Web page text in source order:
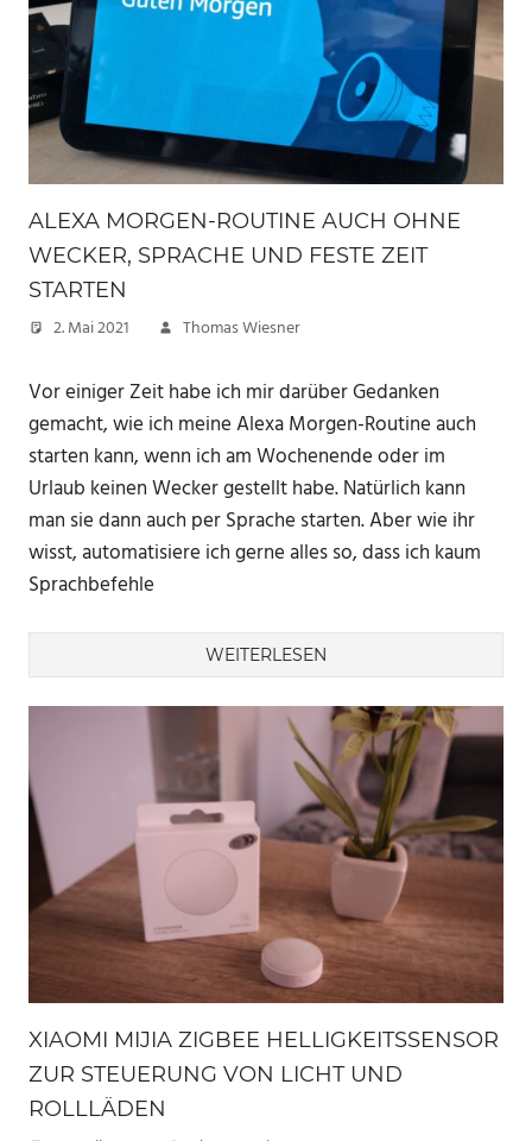
ALEXA MORGEN-ROUTINE AUCH OHNE
WECKER, SPRACHE UND FESTE ZEIT
STARTEN
2. Mai 2021 Thomas Wiesner
Vor einiger Zeit habe ich mir darüber Gedanken
gemacht, wie ich meine Alexa Morgen-Routine auch
starten kann, wenn ich am Wochenende oder im
Urlaub keinen Wecker gestellt habe. Natürlich kann
man sie dann auch per Sprache starten. Aber wie ihr
wisst, automatisiere ich gerne alles so, dass ich kaum
Sprachbefehle
WEITERLESEN
XIAOMI MIJIA ZIGBEE HELLIGKEITSSENSOR
ZUR STEUERUNG VON LICHT UND
ROLLLÄDEN